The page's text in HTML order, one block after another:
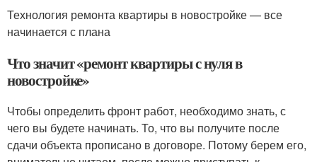
Технология ремонта квартиры в новостройке — все
начинается с плана
Что значит «ремонт квартиры с нуля в
новостройке»
Чтобы определить фронт работ, необходимо знать, с
чего вы будете начинать. То, что вы получите после
сдачи объекта прописано в договоре. Потому берем его,